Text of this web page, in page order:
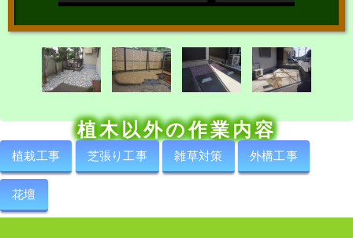
植木以外の作業内容
植栽工事 芝張り工事 雑草対策 外構工事
花壇